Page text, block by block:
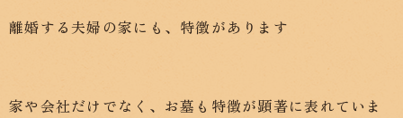
離婚する夫婦の家にも、特徴があります
家や会社だけでなく、お墓も特徴が顕著に表れていま